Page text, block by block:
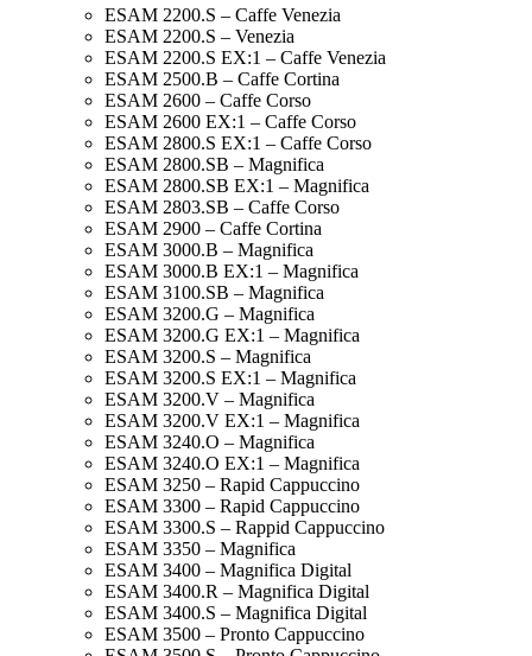
ESAM 2200.S – Caffe Venezia
ESAM 2200.S – Venezia
ESAM 2200.S EX:1 – Caffe Venezia
ESAM 2500.B – Caffe Cortina
ESAM 2600 – Caffe Corso
ESAM 2600 EX:1 – Caffe Corso
ESAM 2800.S EX:1 – Caffe Corso
ESAM 2800.SB – Magnifica
ESAM 2800.SB EX:1 – Magnifica
ESAM 2803.SB – Caffe Corso
ESAM 2900 – Caffe Cortina
ESAM 3000.B – Magnifica
ESAM 3000.B EX:1 – Magnifica
ESAM 3100.SB – Magnifica
ESAM 3200.G – Magnifica
ESAM 3200.G EX:1 – Magnifica
ESAM 3200.S – Magnifica
ESAM 3200.S EX:1 – Magnifica
ESAM 3200.V – Magnifica
ESAM 3200.V EX:1 – Magnifica
ESAM 3240.O – Magnifica
ESAM 3240.O EX:1 – Magnifica
ESAM 3250 – Rapid Cappuccino
ESAM 3300 – Rapid Cappuccino
ESAM 3300.S – Rappid Cappuccino
ESAM 3350 – Magnifica
ESAM 3400 – Magnifica Digital
ESAM 3400.R – Magnifica Digital
ESAM 3400.S – Magnifica Digital
ESAM 3500 – Pronto Cappuccino